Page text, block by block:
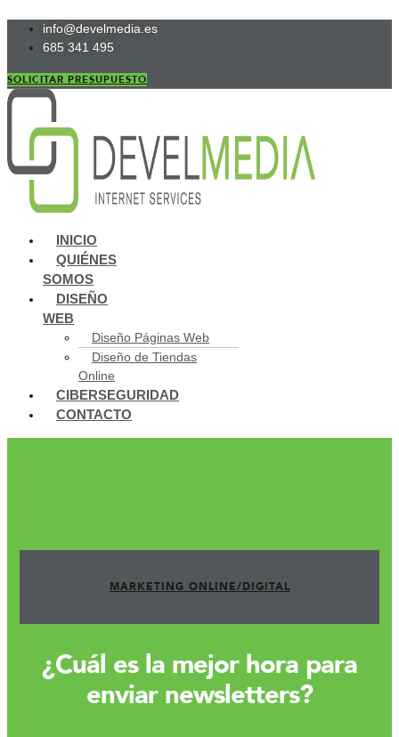
contenido
info@develmedia.es
685 341 495
SOLICITAR PRESUPUESTO
Main
Menu
INICIO
QUIÉNES
SOMOS
DISEÑO
WEB
Diseño Páginas Web
Diseño de Tiendas
Online
CIBERSEGURIDAD
CONTACTO
MARKETING ONLINE/DIGITAL
¿Cuál es la mejor hora para
enviar newsletters?